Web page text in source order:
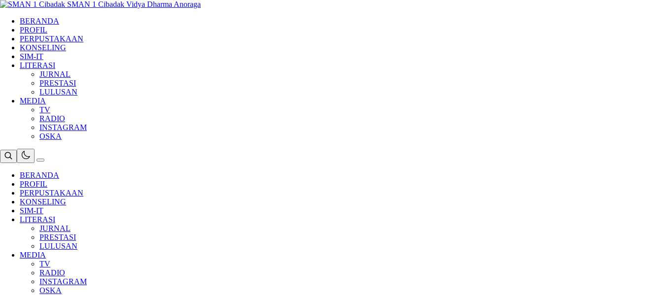
Skip
content
SMAN 1 Cibadak Vidya Dharma Anoraga
BERANDA
PROFIL
PERPUSTAKAAN
KONSELING
SIM-IT
LITERASI
JURNAL
PRESTASI
LULUSAN
MEDIA
TV
RADIO
INSTAGRAM
OSKA
BERANDA
PROFIL
PERPUSTAKAAN
KONSELING
SIM-IT
LITERASI
JURNAL
PRESTASI
LULUSAN
MEDIA
TV
RADIO
INSTAGRAM
OSKA